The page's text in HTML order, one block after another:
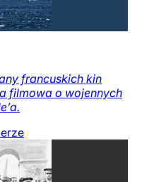
francuskich kin
filmowa o wojennych